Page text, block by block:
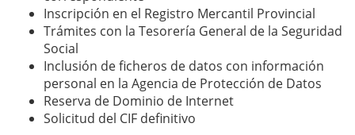
Inscripción en el Registro Mercantil Provincial
Trámites con la Tesorería General de la Seguridad
Social
Inclusión de ficheros de datos con información
personal en la Agencia de Protección de Datos
Reserva de Dominio de Internet
Solicitud del CIF definitivo